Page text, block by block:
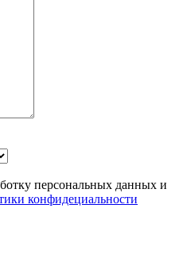
персональных данных и
конфидециальности